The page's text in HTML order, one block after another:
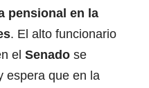
pensional en la
. El alto funcionario
el Senado se
espera que en la